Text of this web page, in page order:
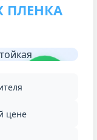
ПЛЕНКА
цене